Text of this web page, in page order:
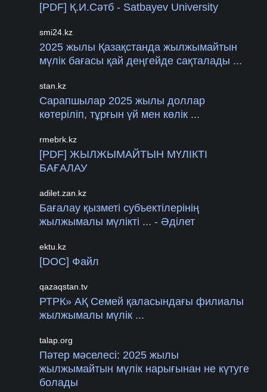
[PDF] Қ.И.Сәтб - Satbayev University
smi24.kz
2025 жылы Қазақстанда жылжымайтын
мүлік бағасы қай деңгейде сақталады ...
stan.kz
Сарапшылар 2025 жылы доллар
көтеріліп, тұрғын үй мен көлік ...
rmebrk.kz
[PDF] ЖЫЛЖЫМАЙТЫН МҮЛІКТІ
БАҒАЛАУ
adilet.zan.kz
Бағалау қызметі субъектілерінің
жылжымалы мүлікті ... - Әділет
ektu.kz
[DOC] Файл
qazaqstan.tv
РТРК» АҚ Семей қаласындағы филиалы
жылжымалы мүлік ...
talap.org
Пәтер мәселесі: 2025 жылы
жылжымайтын мүлік нарығынан не күтуге
болады